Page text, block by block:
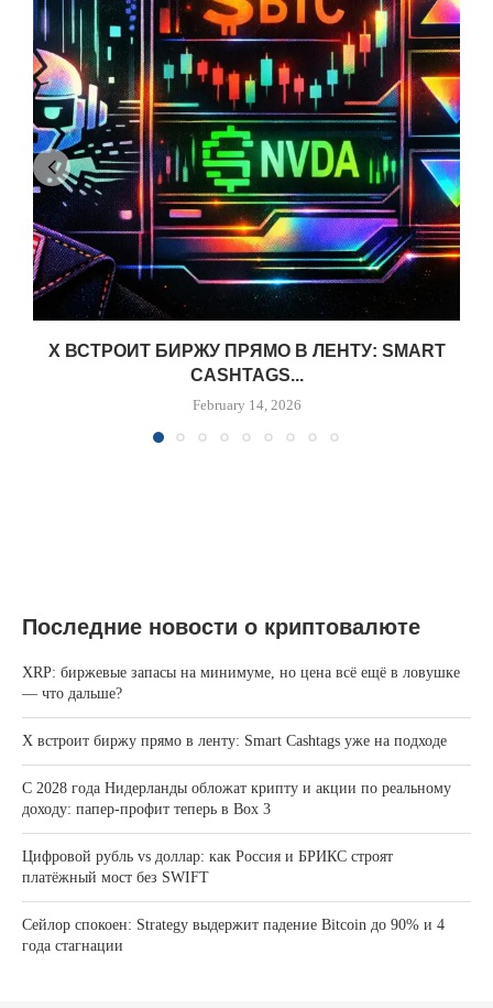
X ВСТРОИТ БИРЖУ ПРЯМО В ЛЕНТУ: SMART
CASHTAGS...
February 14, 2026
Последние новости о криптовалюте
XRP: биржевые запасы на минимуме, но цена всё ещё в ловушке
— что дальше?
X встроит биржу прямо в ленту: Smart Cashtags уже на подходе
С 2028 года Нидерланды обложат крипту и акции по реальному
доходу: папер-профит теперь в Box 3
Цифровой рубль vs доллар: как Россия и БРИКС строят
платёжный мост без SWIFT
Сейлор спокоен: Strategy выдержит падение Bitcoin до 90% и 4
года стагнации